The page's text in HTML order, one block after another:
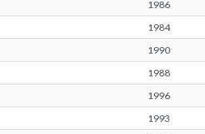
1986
1984
1990
1988
1996
1993